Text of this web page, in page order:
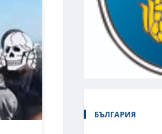
БЪЛГАРИЯ